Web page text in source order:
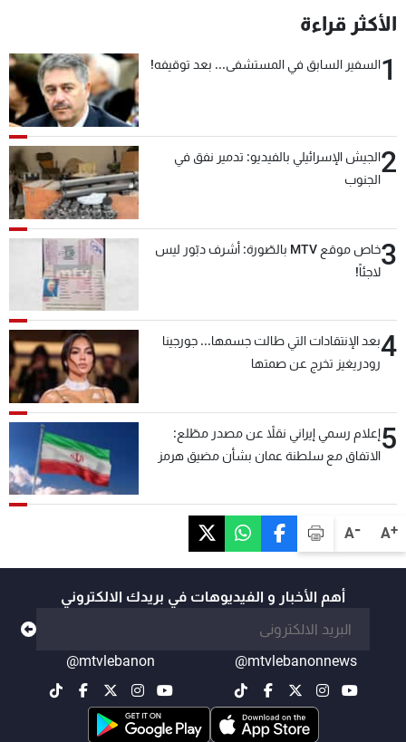
A+
A-
الأكثر قراءة
1السفير السابق في المستشفى... بعد توقيفه!
2الجيش الإسرائيلي بالفيديو: تدمير نفق في
الجنوب
3
خاص موقع MTV بالصّورة: أشرف دبّور ليس
لاجئاً!
4بعد الإنتقادات التي طالت جسمها... جورجينا
رودريغيز تخرج عن صمتها
5إعلام رسمي إيراني نقلاً عن مصدر مطّلع:
الاتفاق مع سلطنة عمان بشأن مضيق هرمز
أهم الأخبار و الفيديوهات في بريدك الالكتروني
@mtvlebanonnews
@mtvlebanon